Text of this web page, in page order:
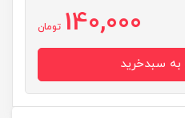
140,000 تومان